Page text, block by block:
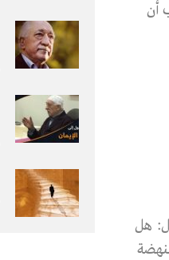
أن
هل